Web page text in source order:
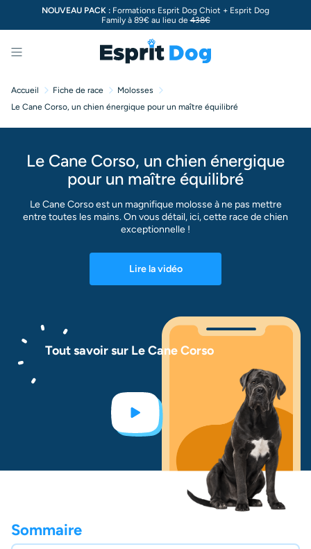
NOUVEAU PACK : Formations Esprit Dog Chiot + Esprit Dog
Family à 89€ au lieu de438€
Menu
Accueil Fiche de race
Molosses
Le Cane Corso, un chien énergique pour un maître équilibré
Le Cane Corso, un chien énergique
pour un maître équilibré
Le Cane Corso est un magnifique molosse à ne pas mettre
entre toutes les mains. On vous détail, ici, cette race de chien
exceptionnelle !
Lire la vidéo
Tout savoir sur Le Cane Corso
Sommaire